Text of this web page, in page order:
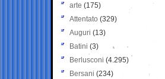
arte (175)
Attentato (329)
Auguri (13)
Batini (3)
Berlusconi (4.295)
Bersani (234)